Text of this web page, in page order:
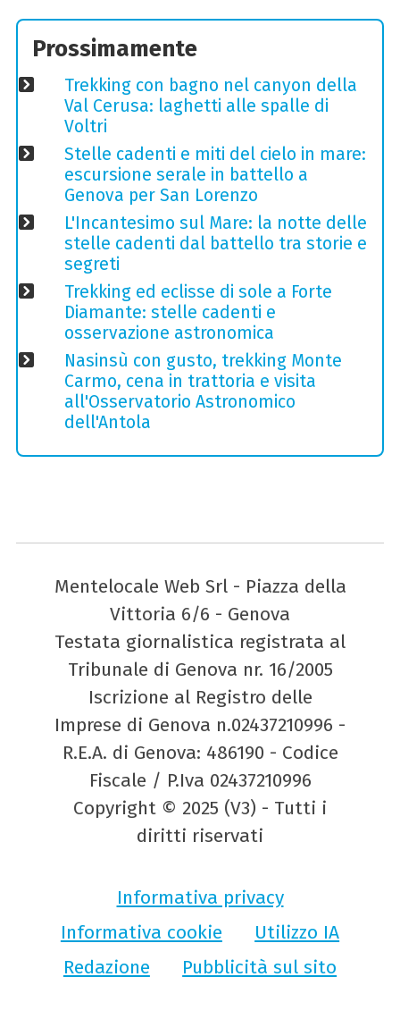
Prossimamente
Trekking con bagno nel canyon della
Val Cerusa: laghetti alle spalle di
Voltri
Stelle cadenti e miti del cielo in mare:
escursione serale in battello a
Genova per San Lorenzo
L'Incantesimo sul Mare: la notte delle
stelle cadenti dal battello tra storie e
segreti
Trekking ed eclisse di sole a Forte
Diamante: stelle cadenti e
osservazione astronomica
Nasinsù con gusto, trekking Monte
Carmo, cena in trattoria e visita
all'Osservatorio Astronomico
dell'Antola
Mentelocale Web Srl - Piazza della
Vittoria 6/6 - Genova
Testata giornalistica registrata al
Tribunale di Genova nr. 16/2005
Iscrizione al Registro delle
Imprese di Genova n.02437210996 -
R.E.A. di Genova: 486190 - Codice
Fiscale / P.Iva 02437210996
Copyright © 2025 (V3) - Tutti i
diritti riservati
Informativa privacy
Informativa cookie
Utilizzo IA
Redazione
Pubblicità sul sito